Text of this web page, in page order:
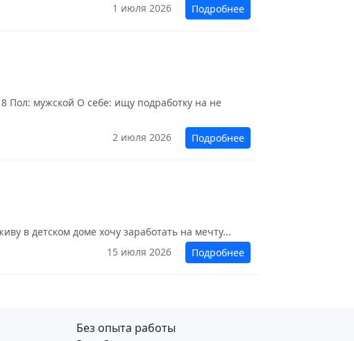
1 июля 2026
Подробнее
Пол: мужской О себе: ищу подработку на не
2 июля 2026
Подробнее
в детском доме хочу заработать на мечту...
15 июля 2026
Подробнее
Без опыта работы